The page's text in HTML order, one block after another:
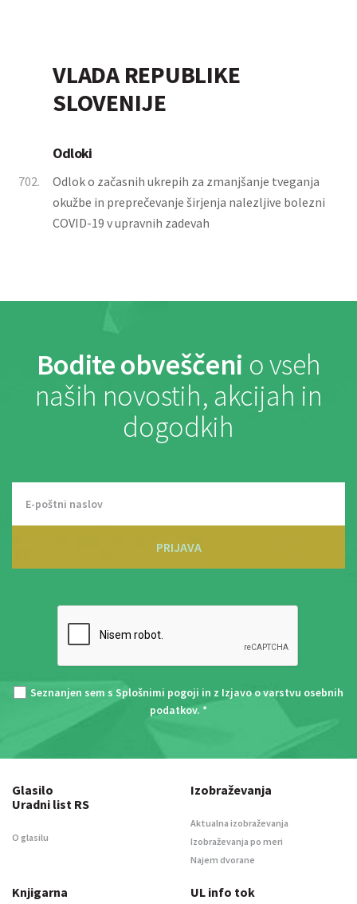
VLADA REPUBLIKE
SLOVENIJE
Odloki
702.
Odlok o začasnih ukrepih za zmanjšanje tveganja
okužbe in preprečevanje širjenja nalezljive bolezni
COVID-19 v upravnih zadevah
Bodite obveščeni o vseh
naših novostih, akcijah in
dogodkih
PRIJAVA
Seznanjen sem s Splošnimi pogoji in z Izjavo o varstvu osebnih
podatkov. *
Glasilo
Uradni list RS
O glasilu
Izobraževanja
Aktualna izobraževanja
Izobraževanja po meri
Najem dvorane
Knjigarna UL info tok